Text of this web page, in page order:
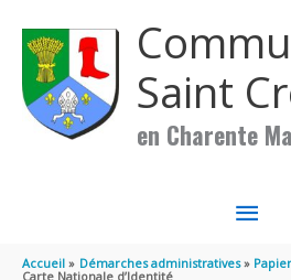
Saint
en Charente
MENU
Accueil Démarches administratives
Carte Nationale d’Identité